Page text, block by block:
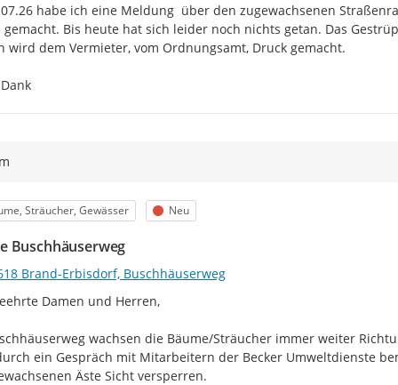
habe ich eine Meldung  über den zugewachsenen
gemacht. Bis heute hat sich leider noch nichts getan. Das
wird dem Vermieter, vom Ordnungsamt, Druck gemacht.
Sträucher, Gewässer Status
Neu
Buschhäuserweg
Brand-Erbisdorf, Buschhäuserweg
Damen und Herren,
wachsen die Bäume/Sträucher immer weiter
ein Gespräch mit Mitarbeitern der Becker Umweltdienste
Äste Sicht versperren.